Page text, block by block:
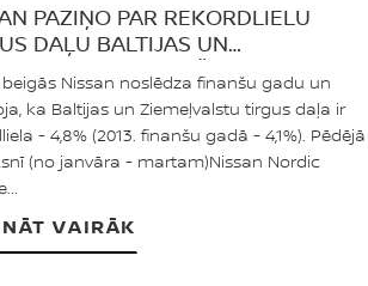
PAZIŅO PAR REKORDLIELU
DAĻU BALTIJAS UN
- FINANŠU GADS
AR 4,8% TIRGUS DAĻU
Nissan noslēdza finanšu gadu un
ka Baltijas un Ziemeļvalstu tirgus daļa ir
- 4,8% (2013. finanšu gadā - 4,1%). Pēdējā
(no janvāra - martam)Nissan Nordic
VAIRĀK